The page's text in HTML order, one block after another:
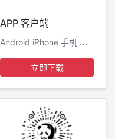
APP 客户端
Android iPhone 手机 平板
立即下载